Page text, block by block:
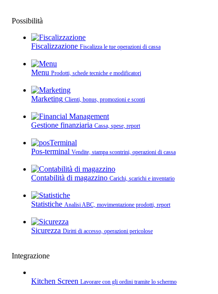
Possibilità
Fiscalizzazione Fiscalizza le tue operazioni di cassa
Menu Prodotti, schede tecniche e modificatori
Marketing Clienti, bonus, promozioni e sconti
Gestione finanziaria Cassa, spese, report
Pos-terminal Vendite, stampa scontrini, operazioni di cassa
Contabilità di magazzino Carichi, scarichi e inventario
Statistiche Analisi ABC, movimentazione prodotti, report
Sicurezza Diritti di accesso, operazioni pericolose
Integrazione
Kitchen Screen Lavorare con gli ordini tramite lo schermo